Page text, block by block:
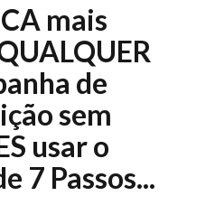
mais
de
sem
usar o
7 Passos...